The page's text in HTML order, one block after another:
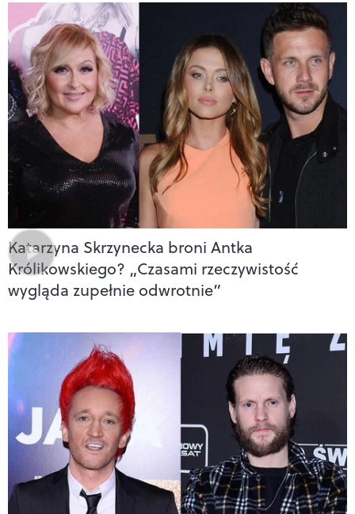
Katarzyna Skrzynecka broni Antka
Królikowskiego? „Czasami rzeczywistość
wygląda zupełnie odwrotnie”